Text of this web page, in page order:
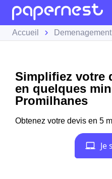
Accueil Demenagement